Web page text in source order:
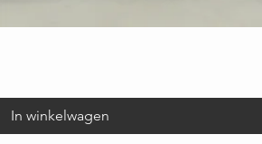
In winkelwagen